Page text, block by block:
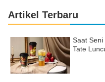
Artikel Terbaru
Saat Seni
Tate